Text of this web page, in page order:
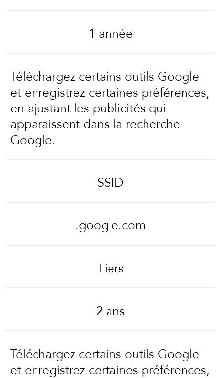
1 année
Téléchargez certains outils Google
et enregistrez certaines préférences,
en ajustant les publicités qui
apparaissent dans la recherche
Google.
SSID
.google.com
Tiers
2 ans
Téléchargez certains outils Google
et enregistrez certaines préférences,